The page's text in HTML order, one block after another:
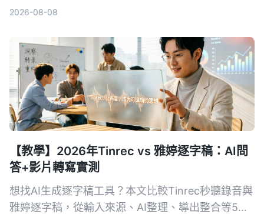
2026-08-08
【教學】2026年Tinrec vs 雅婷逐字稿：AI問
答+影片轉寫實測
想找AI生成逐字稿工具？本文比較Tinrec秒聽錄音與
雅婷逐字稿，從輸入來源、AI整理、導出整合等5大